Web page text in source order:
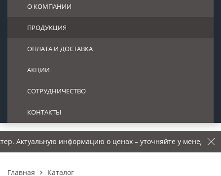
О КОМПАНИИ
ПРОДУКЦИЯ
ОПЛАТА И ДОСТАВКА
АКЦИИ
СОТРУДНИЧЕСТВО
КОНТАКТЫ
информацию о ценах – уточняйте у менеджера.
Главная
Каталог